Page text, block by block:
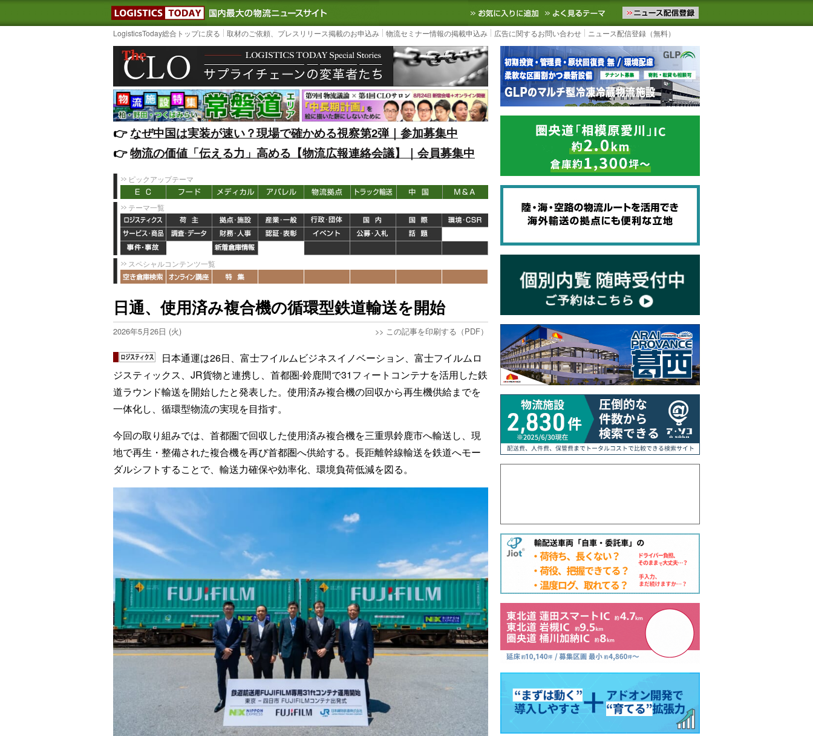
LOGISTICS TODAY｜国内最大の物流ニュースサイト3PL, SCMなど国内外の最新の物流ニュースをお届けします。物流ニュースメール配信を登録す
お気に入りに追加 よく見るテーマ
LogisticsToday総合トップに戻る 取材のご依頼、プレスリリース掲載のお申込み 物流セミナー情報の掲載申込み 広告に関するお問い合わせ ニュース配信登録（無料）
👉️なぜ中国は実装が速い？現場で確かめる視察第2弾｜参加募集中
👉️物流の価値「伝える力」高める【物流広報連絡会議】｜会員募集中
ピックアップテーマ
テーマ一覧
スペシャルコンテンツ一覧
日通、使用済み複合機の循環型鉄道輸送を開始
2026年5月26日 (火) >> この記事を印刷する（PDF）
日本通運は26日、富士フイルムビジネスイノベーション、富士フイルムロ
ジスティックス、JR貨物と連携し、首都圏-鈴鹿間で31フィートコンテナを活用した鉄
道ラウンド輸送を開始したと発表した。使用済み複合機の回収から再生機供給までを
一体化し、循環型物流の実現を目指す。
今回の取り組みでは、首都圏で回収した使用済み複合機を三重県鈴鹿市へ輸送し、現
地で再生・整備された複合機を再び首都圏へ供給する。長距離幹線輸送を鉄道へモー
ダルシフトすることで、輸送力確保や効率化、環境負荷低減を図る。